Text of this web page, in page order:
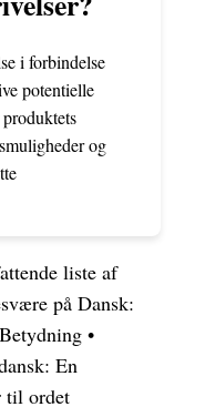
i forbindelse
potentielle
og
liste af
på Dansk:
•
En
til ordet